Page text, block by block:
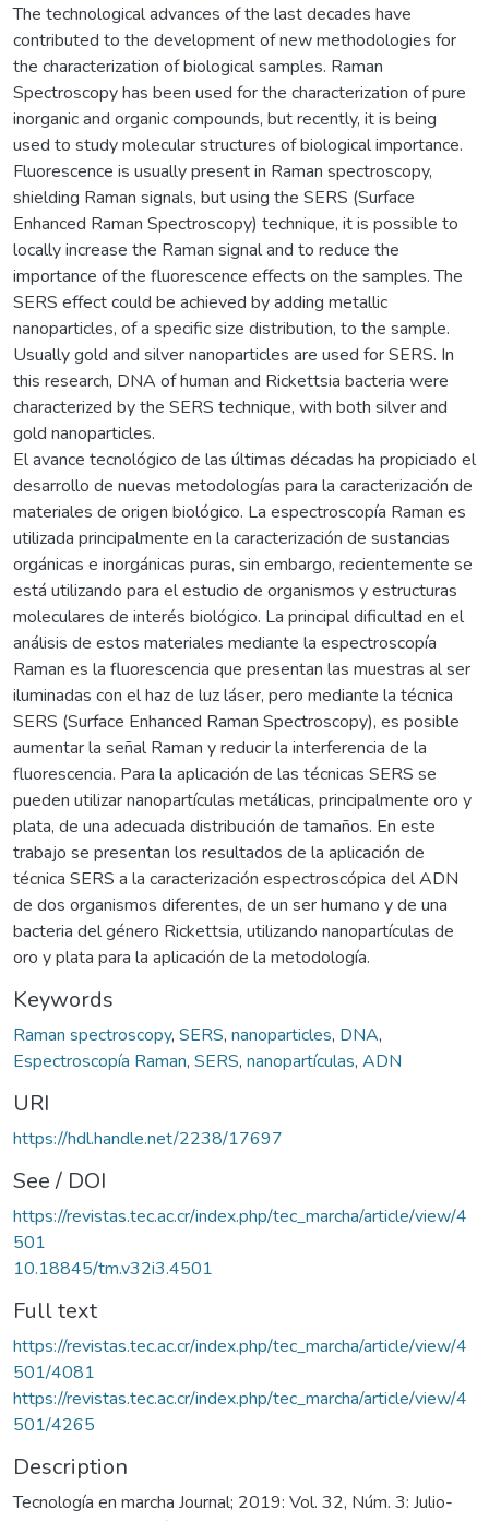
The technological advances of the last decades have
contributed to the development of new methodologies for
the characterization of biological samples. Raman
Spectroscopy has been used for the characterization of pure
inorganic and organic compounds, but recently, it is being
used to study molecular structures of biological importance.
Fluorescence is usually present in Raman spectroscopy,
shielding Raman signals, but using the SERS (Surface
Enhanced Raman Spectroscopy) technique, it is possible to
locally increase the Raman signal and to reduce the
importance of the fluorescence effects on the samples. The
SERS effect could be achieved by adding metallic
nanoparticles, of a specific size distribution, to the sample.
Usually gold and silver nanoparticles are used for SERS. In
this research, DNA of human and Rickettsia bacteria were
characterized by the SERS technique, with both silver and
gold nanoparticles.
El avance tecnológico de las últimas décadas ha propiciado el
desarrollo de nuevas metodologías para la caracterización de
materiales de origen biológico. La espectroscopía Raman es
utilizada principalmente en la caracterización de sustancias
orgánicas e inorgánicas puras, sin embargo, recientemente se
está utilizando para el estudio de organismos y estructuras
moleculares de interés biológico. La principal dificultad en el
análisis de estos materiales mediante la espectroscopía
Raman es la fluorescencia que presentan las muestras al ser
iluminadas con el haz de luz láser, pero mediante la técnica
SERS (Surface Enhanced Raman Spectroscopy), es posible
aumentar la señal Raman y reducir la interferencia de la
fluorescencia. Para la aplicación de las técnicas SERS se
pueden utilizar nanopartículas metálicas, principalmente oro y
plata, de una adecuada distribución de tamaños. En este
trabajo se presentan los resultados de la aplicación de
técnica SERS a la caracterización espectroscópica del ADN
de dos organismos diferentes, de un ser humano y de una
bacteria del género Rickettsia, utilizando nanopartículas de
oro y plata para la aplicación de la metodología.
Keywords
Raman spectroscopy, SERS, nanoparticles, DNA,
Espectroscopía Raman, SERS, nanopartículas, ADN
URI
https://hdl.handle.net/2238/17697
See / DOI
https://revistas.tec.ac.cr/index.php/tec_marcha/article/view/4
501
10.18845/tm.v32i3.4501
Full text
https://revistas.tec.ac.cr/index.php/tec_marcha/article/view/4
501/4081
https://revistas.tec.ac.cr/index.php/tec_marcha/article/view/4
501/4265
Description
Tecnología en marcha Journal; 2019: Vol. 32, Núm. 3: Julio-